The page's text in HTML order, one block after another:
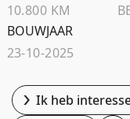
10.800 KM
BOUWJAAR
23-10-2025
Ik heb